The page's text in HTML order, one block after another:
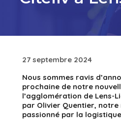
27 septembre 2024
Nous sommes ravis
prochaine de notre
l’agglomération de Lens-
par Olivier Quentier,
passionné par la